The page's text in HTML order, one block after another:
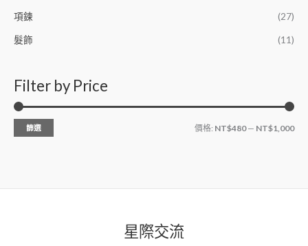
項鍊 (27)
髮飾 (11)
Filter by Price
篩選 價格: NT$480— NT$1,000
星際交流